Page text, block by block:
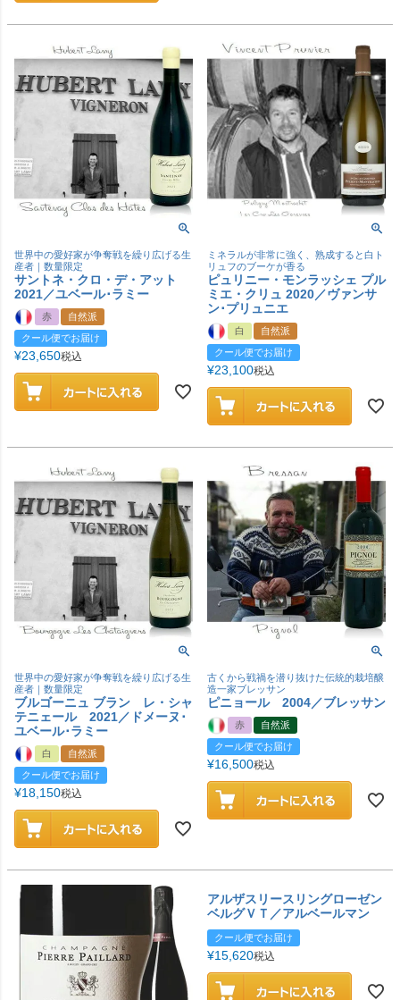
世界中の愛好家が争奪戦を繰り広げる生
産者｜数量限定
サントネ・クロ・デ・アット
2021／ユベール･ラミー
赤
自然派
クール便でお届け
¥23,650税込
ミネラルが非常に強く、熟成すると白ト
リュフのブーケが香る
ピュリニー・モンラッシェ プル
ミエ・クリュ 2020／ヴァンサ
ン･プリュニエ
白
自然派
クール便でお届け
¥23,100税込
世界中の愛好家が争奪戦を繰り広げる生
産者｜数量限定
ブルゴーニュ ブラン レ・シャ
テニェール 2021／ドメーヌ･
ユベール･ラミー
白
自然派
クール便でお届け
¥18,150税込
古くから戦禍を潜り抜けた伝統的栽培醸
造一家ブレッサン
ピニョール 2004／ブレッサン
赤
自然派
クール便でお届け
¥16,500税込
アルザスリースリングローゼン
ベルグＶＴ／アルベールマン
クール便でお届け
¥15,620税込